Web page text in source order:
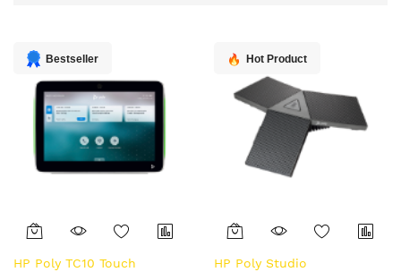
Bestseller
HP Poly TC10 Touch
Hot Product
HP Poly Studio